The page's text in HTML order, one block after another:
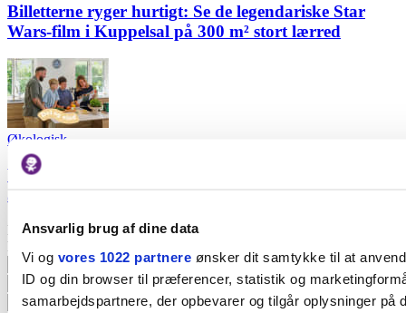
Ansvarlig brug af dine data
Vi og vores 1022 partnereønsker dit samtykke til at
ID og din browser til præferencer, statistik og
samarbejdspartnere, der opbevarer og tilgår oplysninger på
Billetterne ryger hurtigt: Se de legendariske Star
Wars-film i Kuppelsal på 300 m² stort lærred
Økologisk
Vind 4 måltidskasser fra Aarstiderne - værdi op til
3.876 kr.
Nyhedsbrev
Få det bedste af byen direkte i din inbox